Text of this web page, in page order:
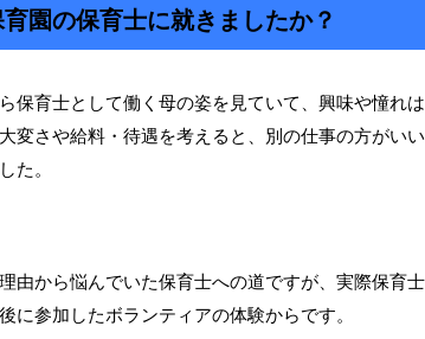
園の保育士に就きましたか？
保育士として働く母の姿を見ていて、興味や憧れ
変さや給料・待遇を考えると、別の仕事の方がい
た。
由から悩んでいた保育士への道ですが、実際保育
に参加したボランティアの体験からです。